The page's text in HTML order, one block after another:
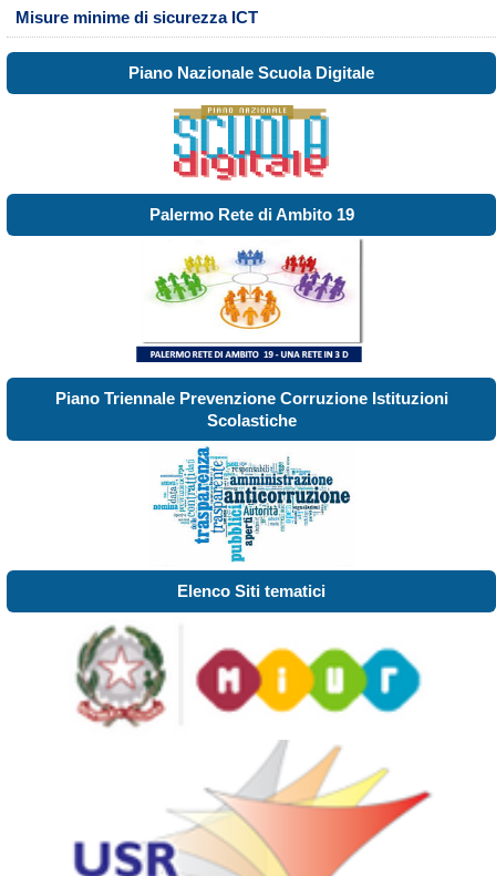
Misure minime di sicurezza ICT
Piano Nazionale Scuola Digitale
Palermo Rete di Ambito 19
Piano Triennale Prevenzione Corruzione Istituzioni
Scolastiche
Elenco Siti tematici